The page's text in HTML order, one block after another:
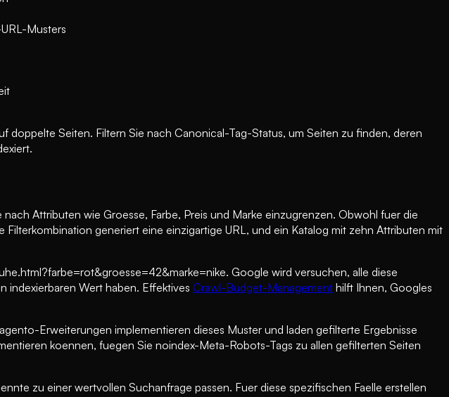
Musters
Seiten. Filtern Sie nach Canonical-Tag-Status, um Seiten zu finden, deren
Attributen wie Groesse, Farbe, Preis und Marke einzugrenzen. Obwohl fuer die
generiert eine einzigartige URL, und ein Katalog mit zehn Attributen mit
Google wird versuchen, alle diese
indexierbaren Wert haben. Effektives Crawl-Budget-Management hilft Ihnen, Googles
Erweiterungen implementieren dieses Muster und laden gefilterte Ergebnisse
koennen, fuegen Sie noindex-Meta-Robots-Tags zu allen gefilterten Seiten
zu einer wertvollen Suchanfrage passen. Fuer diese spezifischen Faelle erstellen